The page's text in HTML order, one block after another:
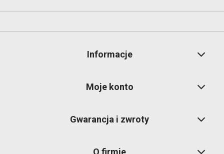
Informacje
Moje konto
Gwarancja i zwroty
O firmie